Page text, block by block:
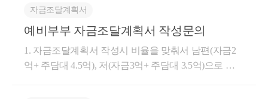
내는 약 4억원의 자기자금이 있고, 남편은 주택담보대
전 혼인신고 예정인 예비신혼부부라는 점을 고려하면
50:50 공동명의도 무난해 보입니다. 오히려 70:30, 80:20
등으로 지분을 조정하기보다는 각자의 자금출처 관련
5,000,000 원 = 합계 305,000,000 원(50%) (1) 아내분 1)
② 금융기관 예금액 : 35,000,000 원(남편 대여액 제외)
2) ④ 증여·상속(직계존비속-부모님) : 100,000,000 원(세
후금액기재) 3) ⑧ 금융기관 대출액 합계(주택담보대
자금조달계획서
예비부부 자금조달계획서 작성문의
1. 자금조달계획서 작성시 비율을 맞춰서 남편(자금2
억+ 주담대 4.5억), 저(자금3억+ 주담대 3.5억)으로 적